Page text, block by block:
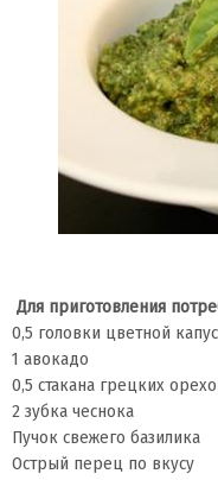
Для приготовления
0,5 головки цветной
1 авокадо
0,5 стакана грецких
2 зубка чеснока
Пучок свежего базилика
Острый перец по вкусу